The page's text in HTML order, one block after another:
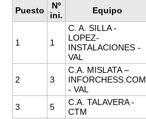
Puesto
Nº
ini.
Equipo
1 1
C. A. SILLA -
LOPEZ-
INSTALACIONES -
VAL
2 3
C.A. MISLATA –
INFORCHESS.COM
- VAL
3 5
C.A. TALAVERA -
CTM